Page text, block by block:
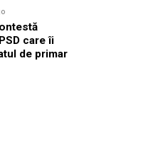
care îi
de primar